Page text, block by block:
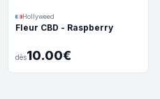
Hollyweed
Fleur CBD - Raspberry
dès10.00€